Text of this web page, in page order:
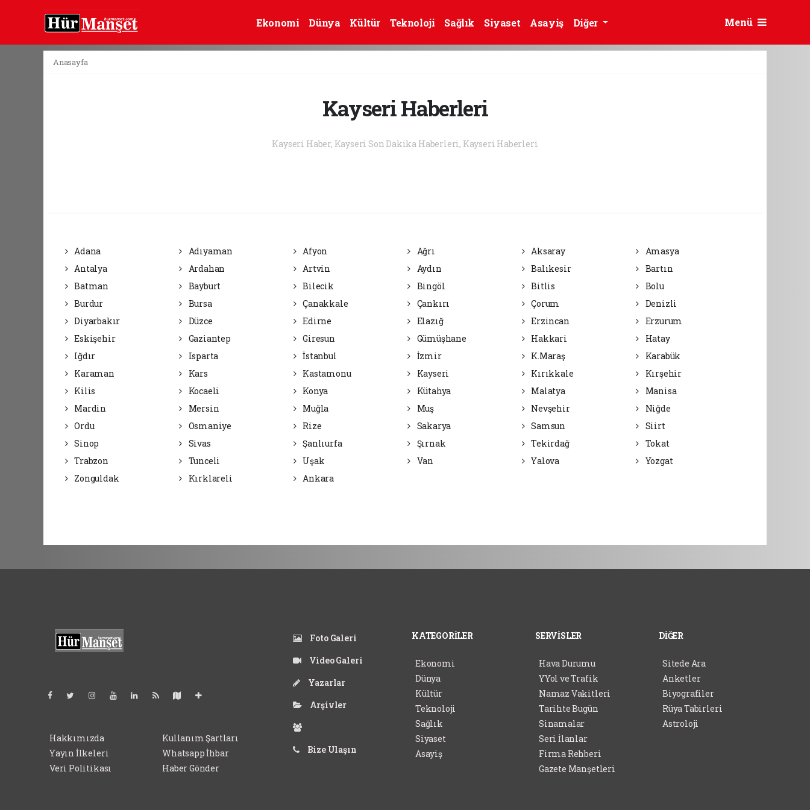
Ekonomi Dünya Kültür Teknoloji Sağlık Siyaset Asayiş Diğer Menü
Anasayfa
Kayseri Haberleri
Kayseri Haber, Kayseri Son Dakika Haberleri, Kayseri Haberleri
Adana Adıyaman Afyon Ağrı Aksaray
Amasya
Antalya
Ardahan Artvin Aydın Balıkesir
Bartın
Batman
Bayburt Bilecik Bingöl Bitlis
Bolu
Burdur
Bursa Çanakkale Çankırı Çorum
Denizli
Diyarbakır
Düzce Edirne Elazığ Erzincan
Erzurum
Eskişehir
Gaziantep Giresun Gümüşhane Hakkari
Hatay
Iğdır
Isparta İstanbul İzmir K.Maraş
Karabük
Karaman
Kars Kastamonu Kayseri Kırıkkale
Kırşehir
Kilis
Kocaeli Konya Kütahya Malatya
Manisa
Mardin
Mersin Muğla Muş Nevşehir
Niğde
Ordu
Osmaniye Rize Sakarya Samsun
Siirt
Sinop
Sivas Şanlıurfa Şırnak Tekirdağ
Tokat
Trabzon
Tunceli Uşak Van Yalova
Yozgat
Zonguldak
Kırklareli Ankara
Hakkımızda
Yayın İlkeleri
Veri Politikası
Kullanım Şartları
Whatsapp İhbar
Haber Gönder
Foto Galeri
Video Galeri
Yazarlar
Arşivler
Bize Ulaşın
KATEGORİLER
Ekonomi
Dünya
Kültür
Teknoloji
Sağlık
Siyaset
Asayiş
SERVİSLER
Hava Durumu
YYol ve Trafik
Namaz Vakitleri
Tarihte Bugün
Sinamalar
Seri İlanlar
Firma Rehberi
Gazete Manşetleri
DİĞER
Sitede Ara
Anketler
Biyografiler
Rüya Tabirleri
Astroloji